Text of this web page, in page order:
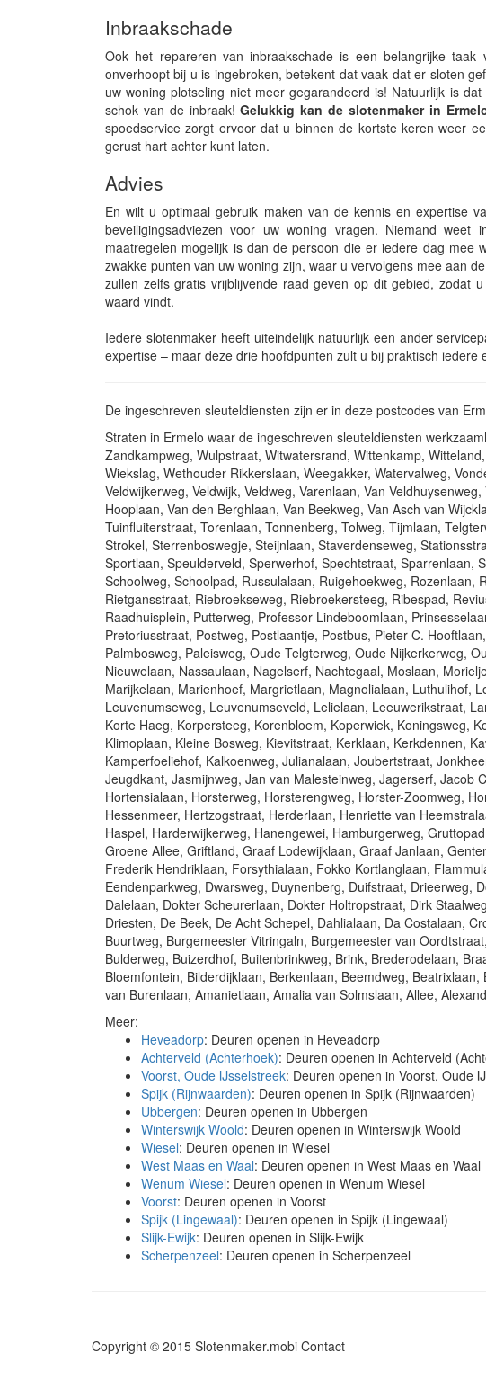
Inbraakschade
Ook het repareren van inbraakschade is een belangrijke
onverhoopt bij u is ingebroken, betekent dat vaak dat er sloten
uw woning plotseling niet meer gegarandeerd is! Natuurlijk is
schok van de inbraak! Gelukkig kan de slotenmaker in
spoedservice zorgt ervoor dat u binnen de kortste keren weer
gerust hart achter kunt laten.
Advies
En wilt u optimaal gebruik maken van de kennis en expertise
beveiligingsadviezen voor uw woning vragen. Niemand
maatregelen mogelijk is dan de persoon die er iedere dag
zwakke punten van uw woning zijn, waar u vervolgens mee aan
zullen zelfs gratis vrijblijvende raad geven op dit gebied, zodat
waard vindt.
Iedere slotenmaker heeft uiteindelijk natuurlijk een ander
expertise – maar deze drie hoofdpunten zult u bij praktisch iedere
De ingeschreven sleuteldiensten zijn er in deze postcodes van
Straten in Ermelo waar de ingeschreven sleuteldiensten
Zandkampweg, Wulpstraat, Witwatersrand, Wittenkamp,
Wiekslag, Wethouder Rikkerslaan, Weegakker, Watervalweg,
Veldwijkerweg, Veldwijk, Veldweg, Varenlaan, Van
Hooplaan, Van den Berghlaan, Van Beekweg, Van Asch van
Tuinfluiterstraat, Torenlaan, Tonnenberg, Tolweg, Tijmlaan,
Strokel, Sterrenboswegje, Steijnlaan, Staverdenseweg,
Sportlaan, Speulderveld, Sperwerhof, Spechtstraat, Sparrenlaan,
Schoolweg, Schoolpad, Russulalaan, Ruigehoekweg,
Rietgansstraat, Riebroekseweg, Riebroekersteeg, Ribespad,
Raadhuisplein, Putterweg, Professor Lindeboomlaan,
Pretoriusstraat, Postweg, Postlaantje, Postbus, Pieter C.
Palmbosweg, Paleisweg, Oude Telgterweg, Oude Nijkerkerweg,
Nieuwelaan, Nassaulaan, Nagelserf, Nachtegaal, Moslaan,
Marijkelaan, Marienhoef, Margrietlaan, Magnolialaan, Luthulihof,
Leuvenumseweg, Leuvenumseveld, Lelielaan, Leeuwerikstraat,
Korte Haeg, Korpersteeg, Korenbloem, Koperwiek, Koningsweg,
Klimoplaan, Kleine Bosweg, Kievitstraat, Kerklaan, Kerkdennen,
Kamperfoeliehof, Kalkoenweg, Julianalaan, Joubertstraat,
Jeugdkant, Jasmijnweg, Jan van Malesteinweg, Jagerserf, Jacob
Hortensialaan, Horsterweg, Horsterengweg, Horster-Zoomweg,
Hessenmeer, Hertzogstraat, Herderlaan, Henriette van
Haspel, Harderwijkerweg, Hanengewei, Hamburgerweg,
Groene Allee, Griftland, Graaf Lodewijklaan, Graaf Janlaan,
Frederik Hendriklaan, Forsythialaan, Fokko Kortlanglaan,
Eendenparkweg, Dwarsweg, Duynenberg, Duifstraat, Drieerweg,
Dalelaan, Dokter Scheurerlaan, Dokter Holtropstraat, Dirk
Driesten, De Beek, De Acht Schepel, Dahlialaan, Da Costalaan,
Buurtweg, Burgemeester Vitringaln, Burgemeester van
Bulderweg, Buizerdhof, Buitenbrinkweg, Brink, Brederodelaan,
Bloemfontein, Bilderdijklaan, Berkenlaan, Beemdweg,
van Burenlaan, Amanietlaan, Amalia van Solmslaan, Allee,
Meer:
Heveadorp: Deuren openen in Heveadorp
Achterveld (Achterhoek): Deuren openen in Achterveld
Voorst, Oude IJsselstreek: Deuren openen in Voorst, Oude
Spijk (Rijnwaarden): Deuren openen in Spijk (Rijnwaarden)
Ubbergen: Deuren openen in Ubbergen
Winterswijk Woold: Deuren openen in Winterswijk Woold
Wiesel: Deuren openen in Wiesel
West Maas en Waal: Deuren openen in West Maas en Waal
Wenum Wiesel: Deuren openen in Wenum Wiesel
Voorst: Deuren openen in Voorst
Spijk (Lingewaal): Deuren openen in Spijk (Lingewaal)
Slijk-Ewijk: Deuren openen in Slijk-Ewijk
Scherpenzeel: Deuren openen in Scherpenzeel
Copyright © 2015 Slotenmaker.mobi Contact